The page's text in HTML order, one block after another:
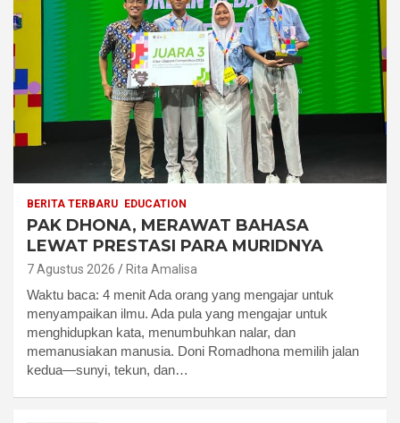
BERITA TERBARU EDUCATION
PAK DHONA, MERAWAT BAHASA
LEWAT PRESTASI PARA MURIDNYA
7 Agustus 2026 Rita Amalisa
Waktu baca: 4 menit Ada orang yang mengajar untuk
menyampaikan ilmu. Ada pula yang mengajar untuk
menghidupkan kata, menumbuhkan nalar, dan
memanusiakan manusia. Doni Romadhona memilih jalan
kedua—sunyi, tekun, dan…